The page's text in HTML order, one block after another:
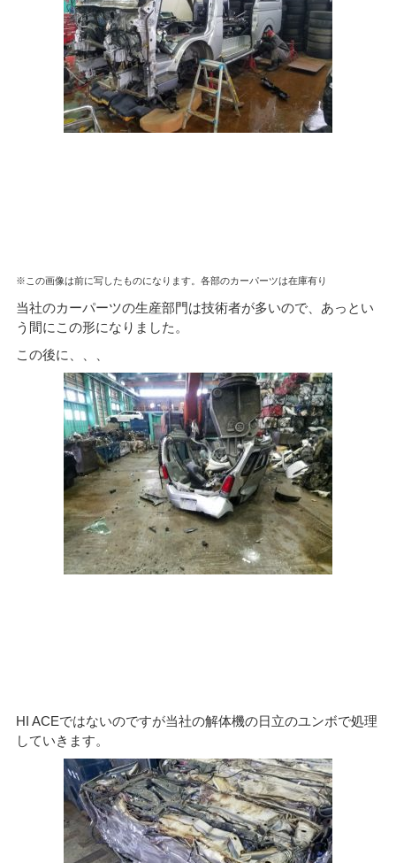
※この画像は前に写したものになります。各部のカーパーツは在庫有り
当社のカーパーツの生産部門は技術者が多いので、あっとい
う間にこの形になりました。
この後に、、、
HI ACEではないのですが当社の解体機の日立のユンボで処理
していきます。